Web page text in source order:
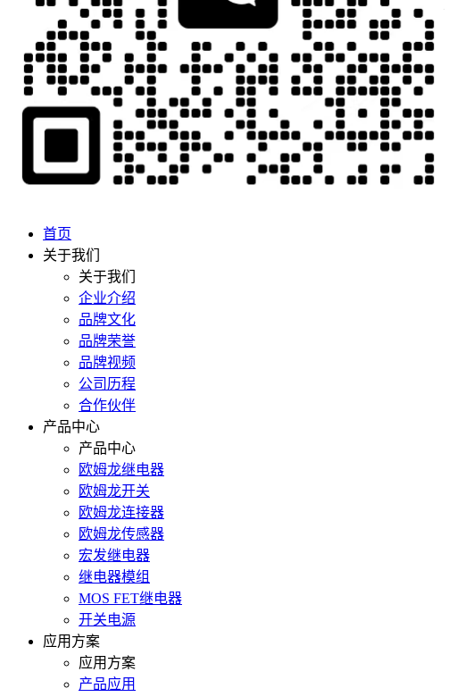
首页
关于我们
关于我们
企业介绍
品牌文化
品牌荣誉
品牌视频
公司历程
合作伙伴
产品中心
产品中心
欧姆龙继电器
欧姆龙开关
欧姆龙连接器
欧姆龙传感器
宏发继电器
继电器模组
MOS FET继电器
开关电源
应用方案
应用方案
产品应用